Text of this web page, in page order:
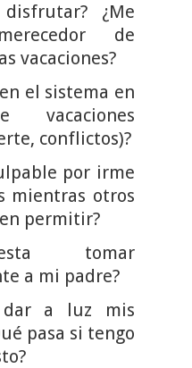
¿Me
de
vacaciones?
el sistema en
vacaciones
conflictos)?
por irme
mientras otros
permitir?
tomar
a mi padre?
dar a luz mis
pasa si tengo